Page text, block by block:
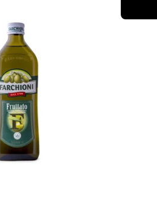
r
a
f
i
c
a